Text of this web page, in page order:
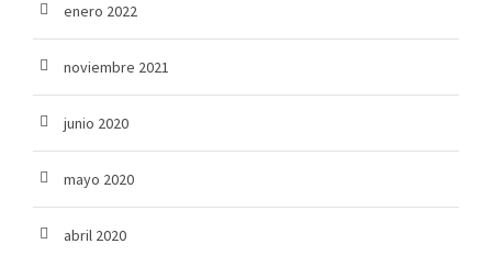
enero 2022
noviembre 2021
junio 2020
mayo 2020
abril 2020